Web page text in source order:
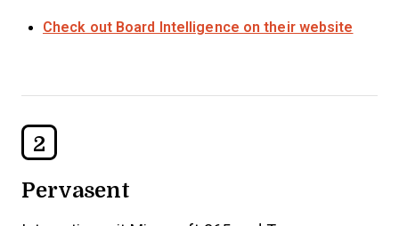
Check out Board Intelligence on their website
2
Pervasent